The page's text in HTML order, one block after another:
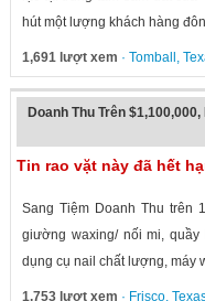
hút một lượng khách hàng
1,691 lượt xem · Tomball ,
Doanh Thu Trên
Tin rao vặt này đã hết
Sang Tiệm Doanh Thu trên
giường waxing/ nối mi,
dụng cụ nail chất lượng, máy
1,753 lượt xem · Frisco,